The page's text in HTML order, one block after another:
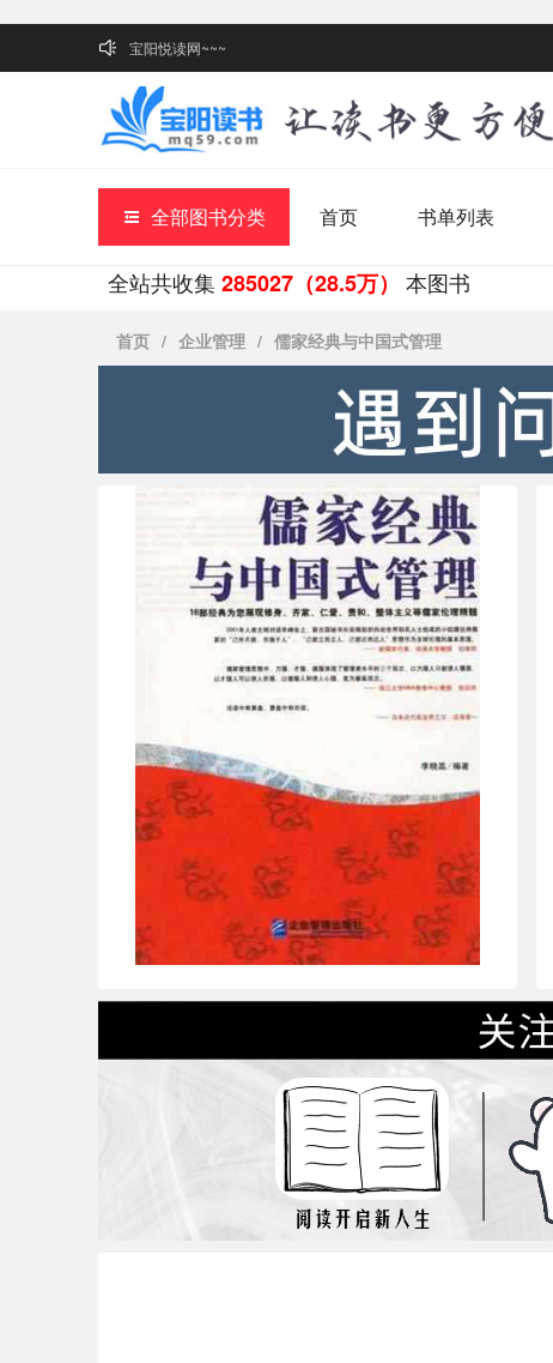
宝阳悦读网~~~
全部图书分类 首页 书单列表
全站共收集285027（28.5万） 本图书
首页 / 企业管理 / 儒家经典与中国式管理